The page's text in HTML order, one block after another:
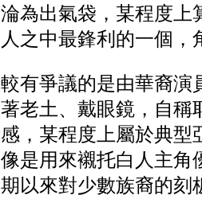
淪為出氣袋，某程度上
人之中最鋒利的一個，
較有爭議的是由華裔演
著老土、戴眼鏡，自稱
感，某程度上屬於典型
像是用來襯托白人主角
期以來對少數族裔的刻